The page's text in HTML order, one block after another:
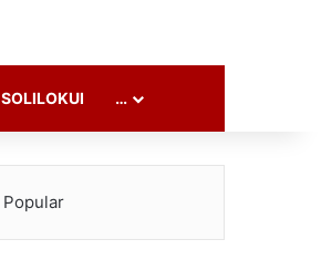
SOLILOKUI …
Popular